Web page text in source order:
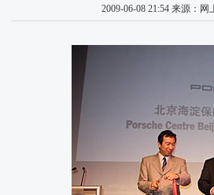
2009-06-08 21:54 来源：